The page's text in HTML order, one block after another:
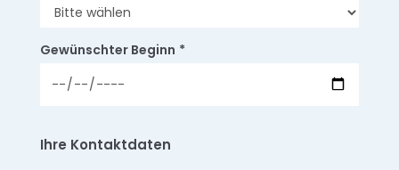
Gewünschter Beginn *
Ihre Kontaktdaten